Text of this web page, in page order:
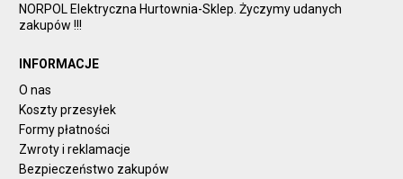
NORPOL Elektryczna Hurtownia-Sklep. Życzymy udanych
zakupów !!!
INFORMACJE
O nas
Koszty przesyłek
Formy płatności
Zwroty i reklamacje
Bezpieczeństwo zakupów